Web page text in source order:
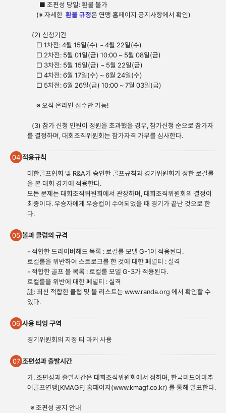
■ 조편성 당일: 환불 불가
(※ 자세한 환불 규정은 연맹 홈페이지 공지사항에서 확인)
(2) 신청기간
□ 1차전: 4월 15일(수) ~ 4월 22일(수)
□ 2차전: 5월 01일(금) 10:00 ~ 5월 08일(금)
□ 3차전: 5월 15일(금) ~ 5월 22일(금)
□ 4차전: 6월 17일(수) ~ 6월 24일(수)
□ 5차전: 6월 26일(금) 10:00 ~ 7월 03일(금)
※ 오직 온라인 접수만 가능!
(3) 참가 신청 인원이 정원을 초과했을 경우, 참가신청 순으로 참가자
를 결정하며, 대회조직위원회는 참가자격 가부를 심사한다.
04 적용규칙
대한골프협회 및 R&A가 승인한 골프규칙과 경기위원회가 정한 로컬룰
을 본 대회 경기에 적용한다.
모든 문제는 대회조직위원회에서 관장하며, 대회조직위원회의 결정이
최종이다. 우승자에게 우승컵이 수여되었을 때 경기가 끝난 것으로 한
다.
05 볼과 클럽의 규격
- 적합한 드라이버헤드 목록 : 로컬룰 모델 G-1이 적용된다.
로컬룰을 위반하여 스트로크를 한 것에 대한 페널티 : 실격
- 적합한 골프 볼 목록 : 로컬룰 모델 G-3가 적용된다.
로컬룰을 위반에 대한 페널티 : 실격
註: 최신 적합한 클럽 및 볼 리스트는 www.randa.org 에서 확인할 수
있다.
06 사용 티잉 구역
경기위원회의 지정 티 마커 사용
07 조편성과 출발시간
가. 조편성과 출발시간은 대회조직위원회에서 정하며, 한국미드아마추
어골프연맹[KMAGF] 홈페이지(www.kmagf.co.kr) 를 통해 발표한다.
※ 조편성 공지 안내